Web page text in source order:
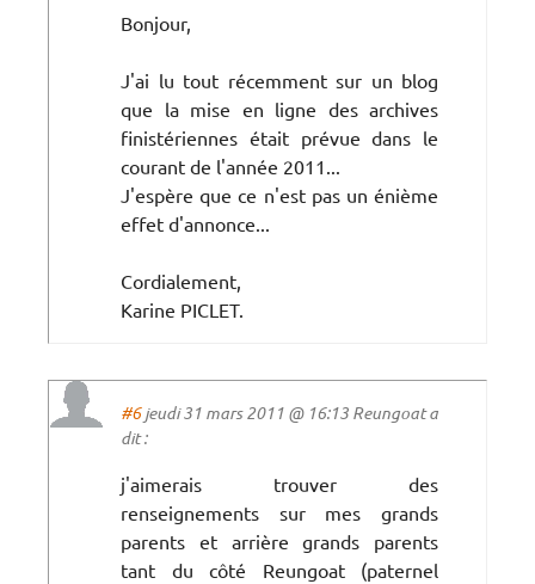
Bonjour,
J'ai lu tout récemment sur un blog
que la mise en ligne des archives
finistériennes était prévue dans le
courant de l'année 2011...
J'espère que ce n'est pas un énième
effet d'annonce...
Cordialement,
Karine PICLET.
#6jeudi 31 mars 2011 @ 16:13 Reungoat a
dit :
j'aimerais trouver des
renseignements sur mes grands
parents et arrière grands parents
tant du côté Reungoat (paternel